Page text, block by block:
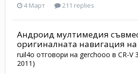
4 Март 211 replies
Андроид мултимедия
оригиналната навигация на
ruil4o отговори на gerchooo в CR-V
2011)